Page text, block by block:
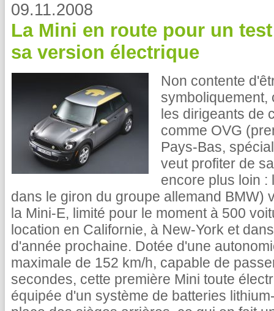
09.11.2008
La Mini en route pour un
sa version électrique
Non contente
symboliquement,
les dirigeants de
comme OVG
Pays-Bas,
veut profiter de
encore plus loin :
dans le giron du groupe allemand BMW)
la Mini-E, limité pour le moment à 500
location en Californie, à New-York et
d'année prochaine. Dotée d'une
maximale de 152 km/h, capable de
secondes, cette première Mini toute
équipée d'un système de batteries